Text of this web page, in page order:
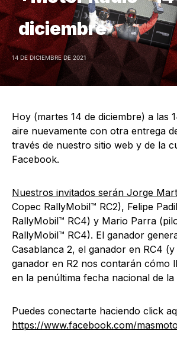
diciembre
14 DE DICIEMBRE DE 2021
Hoy (martes 14 de diciembre) a las
aire nuevamente con otra entrega
través de nuestro sitio web y de la
Facebook.
Nuestros invitados serán Jorge
Copec RallyMobil™ RC2), Felipe
RallyMobil™ RC4) y Mario Parra
RallyMobil™ RC4). El ganador
Casablanca 2, el ganador en RC4
ganador en R2 nos contarán cómo
en la penúltima fecha nacional de la
Puedes conectarte haciendo click
https://www.facebook.com/